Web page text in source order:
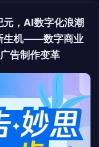
，AI数字化浪潮
生机——数字商业
告制作变革